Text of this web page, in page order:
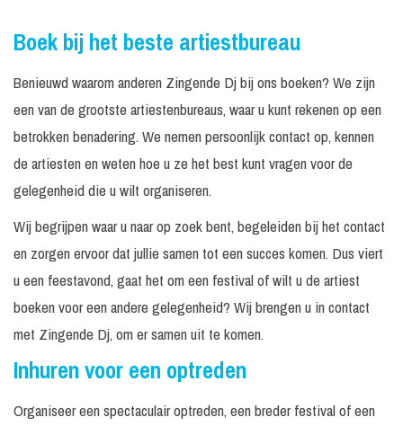
Boek bij het beste artiestbureau
Benieuwd waarom anderen Zingende Dj bij ons boeken? We zijn
een van de grootste artiestenbureaus, waar u kunt rekenen op een
betrokken benadering. We nemen persoonlijk contact op, kennen
de artiesten en weten hoe u ze het best kunt vragen voor de
gelegenheid die u wilt organiseren.
Wij begrijpen waar u naar op zoek bent, begeleiden bij het contact
en zorgen ervoor dat jullie samen tot een succes komen. Dus viert
u een feestavond, gaat het om een festival of wilt u de artiest
boeken voor een andere gelegenheid? Wij brengen u in contact
met Zingende Dj, om er samen uit te komen.
Inhuren voor een optreden
Organiseer een spectaculair optreden, een breder festival of een